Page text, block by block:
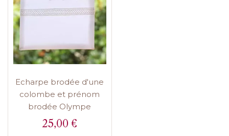
Echarpe brodée d'une
colombe et prénom
brodée Olympe
Prix
25,00 €